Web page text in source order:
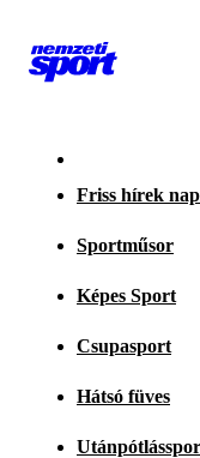
Friss hírek
Sportműsor
Képes Sport
Csupasport
Hátsó füves